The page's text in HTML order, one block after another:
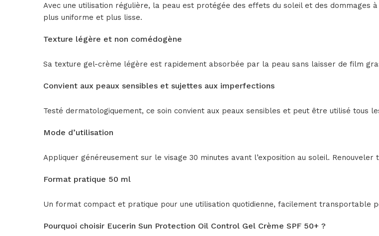
Avec une utilisation régulière, la peau est protégée des effets du soleil et des
plus uniforme et plus lisse.
Texture légère et non comédogène
Sa texture gel-crème légère est rapidement absorbée par la peau sans laisser de film
Convient aux peaux sensibles et sujettes aux imperfections
Testé dermatologiquement, ce soin convient aux peaux sensibles et peut être utilisé tous
Mode d’utilisation
Appliquer généreusement sur le visage 30 minutes avant l’exposition au soleil.
Format pratique 50 ml
Un format compact et pratique pour une utilisation quotidienne, facilement transportable
Pourquoi choisir Eucerin Sun Protection Oil Control Gel Crème SPF 50+ ?